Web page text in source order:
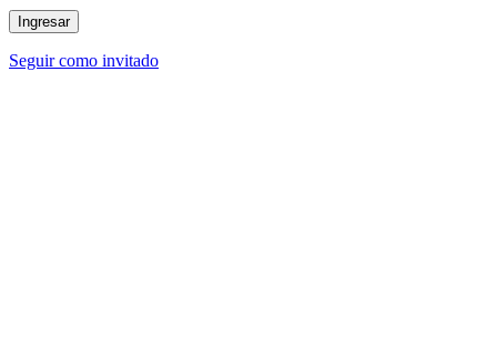
Ingresar
Seguir como invitado